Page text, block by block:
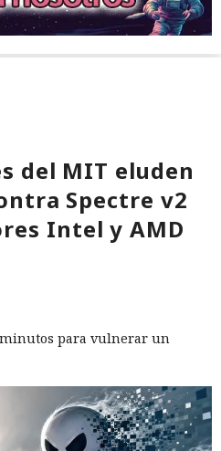
del MIT eluden
Spectre v2
Intel y AMD
minutos para vulnerar un